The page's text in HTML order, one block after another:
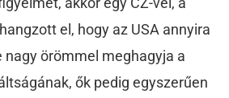
el, hogy az USA annyira
örömmel meghagyja a
ők pedig egyszerűen